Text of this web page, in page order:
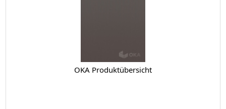
OKA Produktübersicht